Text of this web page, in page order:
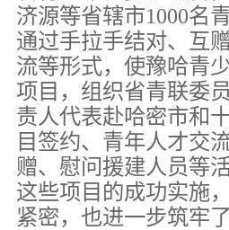
济源等省辖市1000名
通过手拉手结对、互
流等形式，使豫哈青
项目，组织省青联委
责人代表赴哈密市和
目签约、青年人才交
赠、慰问援建人员等
这些项目的成功实施
紧密，也进一步筑牢